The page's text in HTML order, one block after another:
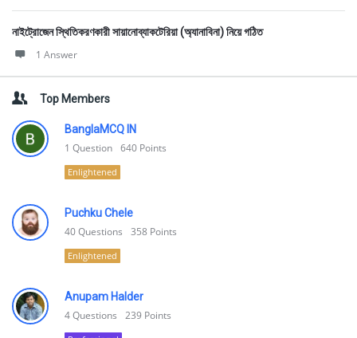
নাইট্রোজেন স্থিতিকরণকারী সায়ানোব্যাকটেরিয়া (অ্যানাবিনা) নিয়ে গঠিত
1 Answer
Top Members
BanglaMCQ IN
1 Question 640 Points
Enlightened
Puchku Chele
40Questions 358 Points
Enlightened
Anupam Halder
4Questions 239 Points